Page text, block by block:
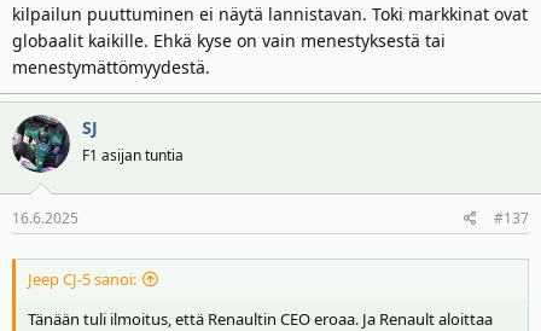
kilpailun puuttuminen ei näytä lannistavan. Toki markkinat ovat
globaalit kaikille. Ehkä kyse on vain menestyksestä tai
menestymättömyydestä.
SJ
F1 asijan tuntia
16.6.2025 #137
Jeep CJ-5 sanoi:
Tänään tuli ilmoitus, että Renaultin CEO eroaa. Ja Renault aloittaa